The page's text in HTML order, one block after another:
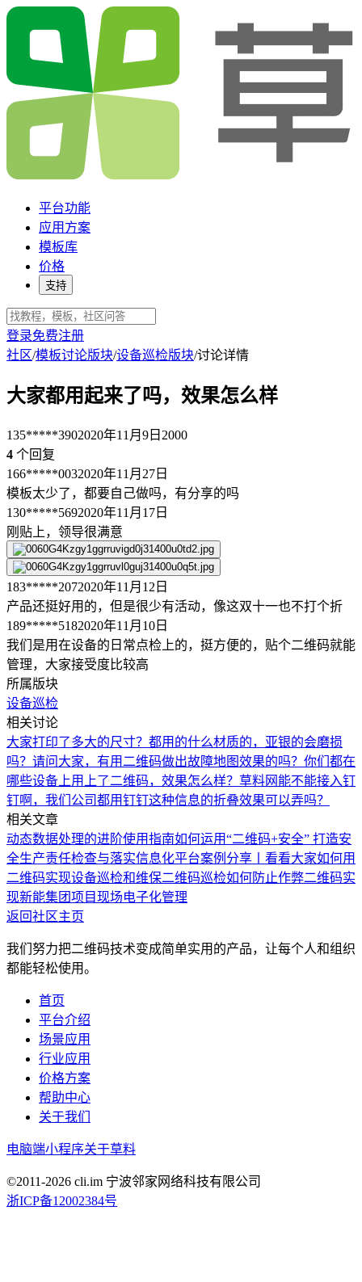
平台功能
应用方案
模板库
价格
支持
登录免费注册
社区/模板讨论版块/设备巡检版块/讨论详情
大家都用起来了吗，效果怎么样
135*****3902020年11月9日 2000
4 个回复
166*****0032020年11月27日
模板太少了，都要自己做吗，有分享的吗
130*****5692020年11月17日
刚贴上，领导很满意
183*****2072020年11月12日
产品还挺好用的，但是很少有活动，像这双十一也不打个折
189*****5182020年11月10日
我们是用在设备的日常点检上的，挺方便的，贴个二维码就能
管理，大家接受度比较高
所属版块
设备巡检
相关讨论
大家打印了多大的尺寸？都用的什么材质的，亚银的会磨损
吗？ 请问大家，有用二维码做出故障地图效果的吗？ 你们都在
哪些设备上用上了二维码，效果怎么样？ 草料网能不能接入钉
钉啊，我们公司都用钉钉这种信息的折叠效果可以弄吗？
相关文章
动态数据处理的进阶使用指南如何运用“二维码+安全” 打造安
全生产责任检查与落实信息化平台案例分享丨看看大家如何用
二维码实现设备巡检和维保二维码巡检如何防止作弊二维码实
现新能集团项目现场电子化管理
返回社区主页
我们努力把二维码技术变成简单实用的产品，让每个人和组织
都能轻松使用。
首页
平台介绍
场景应用
行业应用
价格方案
帮助中心
关于我们
电脑端小程序关于草料
©2011-2026 cli.im 宁波邻家网络科技有限公司
浙ICP备12002384号